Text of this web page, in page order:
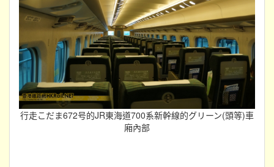
行走こだま672号的JR東海道700系新幹線的グリーン(頭等)車
廂內部